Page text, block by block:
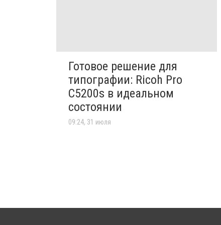
Готовое решение для
типографии: Ricoh Pro
C5200s в идеальном
состоянии
09:24, 31 июля